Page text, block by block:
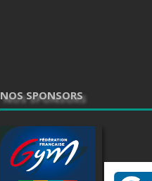
NOS SPONSORS